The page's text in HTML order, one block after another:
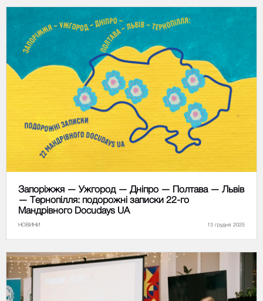
Запоріжжя — Ужгород — Дніпро — Полтава — Львів
— Тернопілля: подорожні записки 22-го
Мандрівного Docudays UA
НОВИНИ 13 грудня 2025